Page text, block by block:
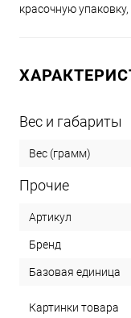
красочную
Вес и габариты
Вес (грамм)
Прочие
Артикул
Бренд
Базовая единица
Картинки товара